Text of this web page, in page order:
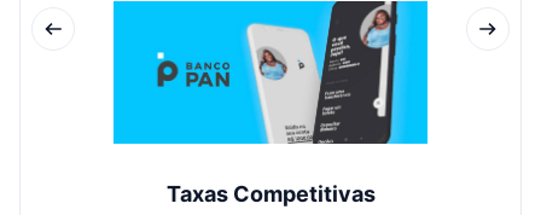
Taxas Competitivas